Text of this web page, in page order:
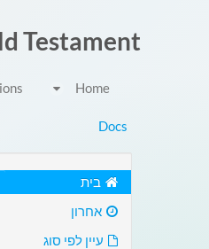
Testament
Home
Docs
בית
אחרון
עיין לפי סוג